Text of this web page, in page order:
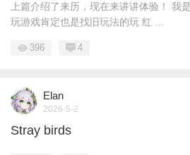
上篇介绍了来历，现在来讲讲体验！ 我
玩游戏肯定也是找旧玩法的玩 红 ...
396 4
Elan
2026-5-2
Stray birds